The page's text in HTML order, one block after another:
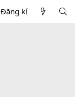
Đăng kí